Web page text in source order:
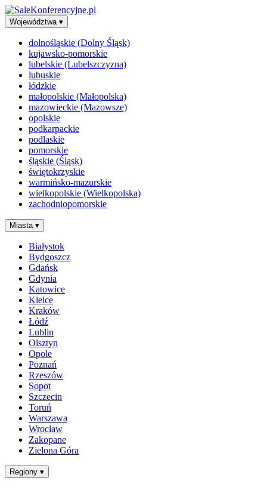
Województwa ▾
dolnośląskie (Dolny Śląsk)
kujawsko-pomorskie
lubelskie (Lubelszczyzna)
lubuskie
łódzkie
małopolskie (Małopolska)
mazowieckie (Mazowsze)
opolskie
podkarpackie
podlaskie
pomorskie
śląskie (Śląsk)
świętokrzyskie
warmińsko-mazurskie
wielkopolskie (Wielkopolska)
zachodniopomorskie
Miasta ▾
Białystok
Bydgoszcz
Gdańsk
Gdynia
Katowice
Kielce
Kraków
Łódź
Lublin
Olsztyn
Opole
Poznań
Rzeszów
Sopot
Szczecin
Toruń
Warszawa
Wrocław
Zakopane
Zielona Góra
Regiony ▾